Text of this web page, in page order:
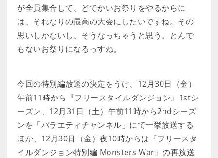
が全員集合して、どでかいお祭りをやるからに
は、それなりの最高の大会にしたいですね。その
思いしかないし、そうなっちゃうと思う。とんで
もないお祭りになるっすね。
今回の特別編放送の決定をうけ、12月30日（金）
午前11時から『フリースタイルダンジョン』1stシ
ーズン、12月31日（土）午前11時から2ndシーズ
ンを「バラエティチャンネル」にて一挙放送する
ほか、12月30日（金）夜10時からは『フリースタ
イルダンジョン特別編 Monsters War』の再放送